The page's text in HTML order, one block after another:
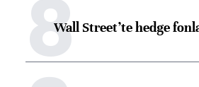
8Wall Street’te hedge